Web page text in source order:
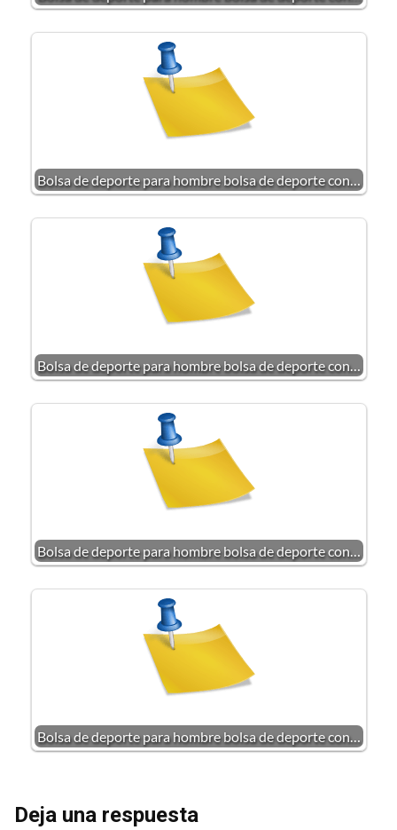
Bolsa de deporte para hombre bolsa de deporte con…
Bolsa de deporte para hombre bolsa de deporte con…
Bolsa de deporte para hombre bolsa de deporte con…
Bolsa de deporte para hombre bolsa de deporte con…
Deja una respuesta